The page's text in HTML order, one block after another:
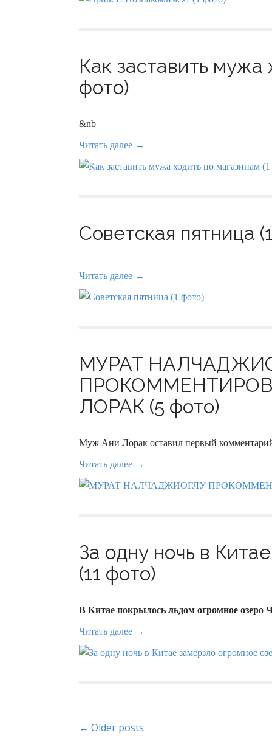
Как заставить мужа
фото)
&nb
Читать далее →
Советская пятница
Читать далее →
МУРАТ
ЛОРАК (5 фото)
Муж Ани Лорак оставил первый
Читать далее →
За одну ночь в
(11 фото)
В Китае покрылось льдом огромное озеро
Читать далее →
P
← Older posts